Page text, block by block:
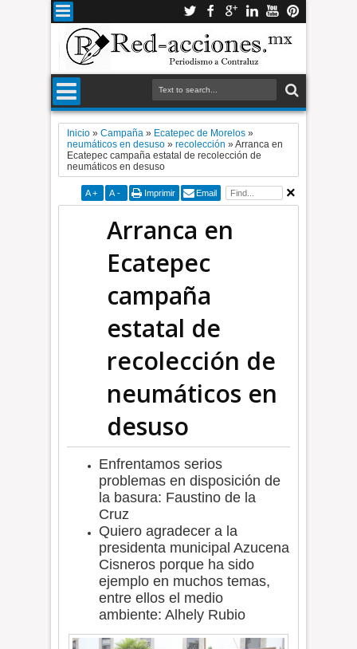
Inicio »Campaña » Ecatepec de Morelos »
neumáticos en desuso »recolección »Arranca en
Ecatepec campaña estatal de recolección de
neumáticos en desuso
A + A - Imprimir Email
Arranca en
Ecatepec
campaña
estatal de
recolección de
neumáticos en
desuso
Enfrentamos serios
problemas en disposición de
la basura: Faustino de la
Cruz
Quiero agradecer a la
presidenta municipal Azucena
Cisneros porque ha sido
ejemplo en muchos temas,
entre ellos el medio
ambiente: Alhely Rubio